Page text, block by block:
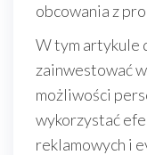
obcowania z
W tym artykule
zainwestować
możliwości
wykorzystać
reklamowych i